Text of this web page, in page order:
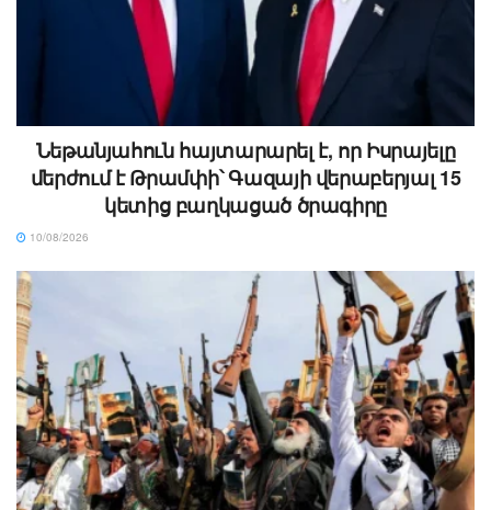
Նեթանյահուն հայտարարել է, որ Իսրայելը
մերժում է Թրամփի՝ Գազայի վերաբերյալ 15
կետից բաղկացած ծրագիրը
10/08/2026